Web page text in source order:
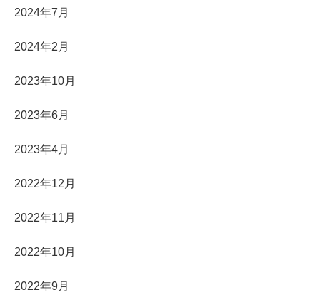
2024年7月
2024年2月
2023年10月
2023年6月
2023年4月
2022年12月
2022年11月
2022年10月
2022年9月